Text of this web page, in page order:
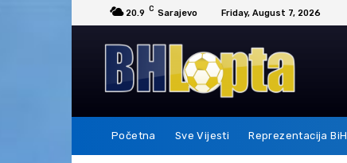
20.9 C Sarajevo Friday, August 7, 2026
Početna Sve Vijesti Reprezentacija BiH